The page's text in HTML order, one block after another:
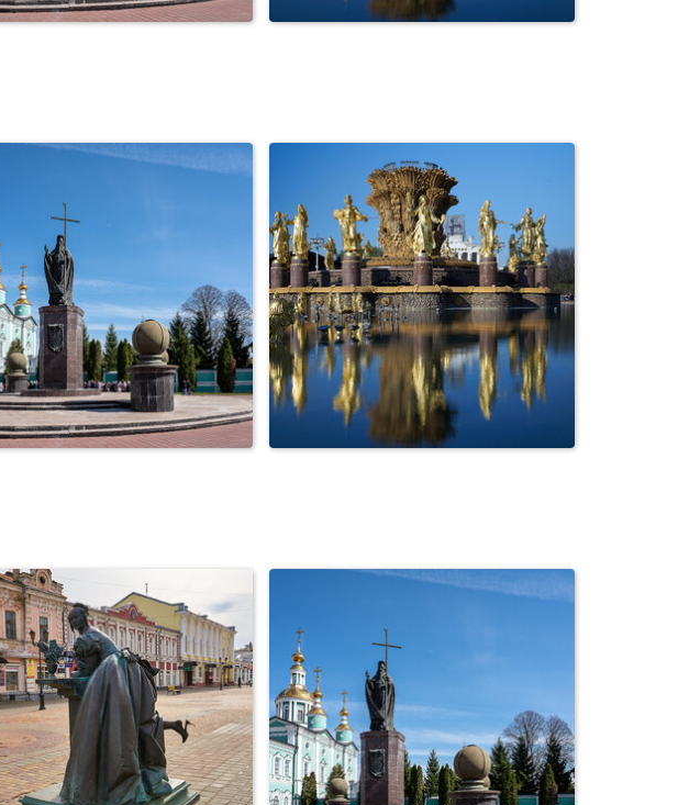
Город Тамбов. Соборная
площадь. Пасха.
Фонтан
Город Тамбов. Соборная
площадь. Пасха.